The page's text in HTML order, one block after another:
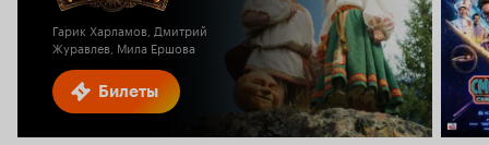
Билеты
Гарик Харламов, Дмитрий
Журавлев, Мила Ершова